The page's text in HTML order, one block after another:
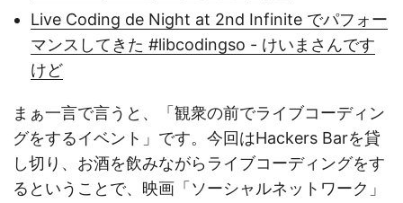
Live Coding de Night at 2nd Infinite でパフォー
マンスしてきた #libcodingso - けいまさんです
けど
まぁ一言で言うと、「観衆の前でライブコーディン
グをするイベント」です。今回はHackers Barを貸
し切り、お酒を飲みながらライブコーディングをす
るということで、映画「ソーシャルネットワーク」